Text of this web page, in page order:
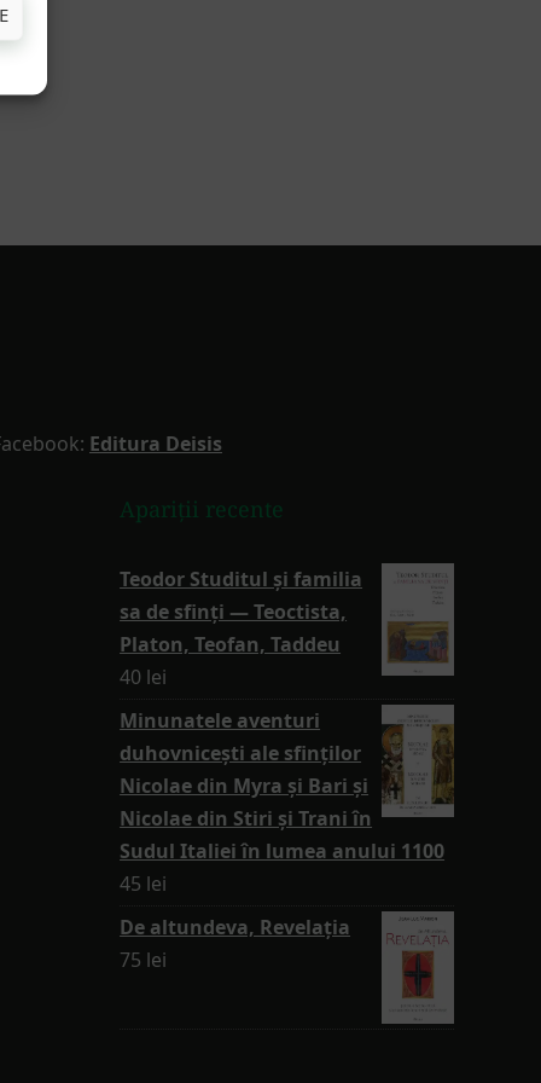
Editura Deisis
Apariții recente
Teodor Studitul și familia
sa de sfinți — Teoctista,
Platon, Teofan, Taddeu
40 lei
Minunatele aventuri
duhovnicești ale sfinților
Nicolae din Myra și Bari și
Nicolae din Stiri și Trani în
Sudul Italiei în lumea anului 1100
45 lei
De altundeva, Revelația
75 lei